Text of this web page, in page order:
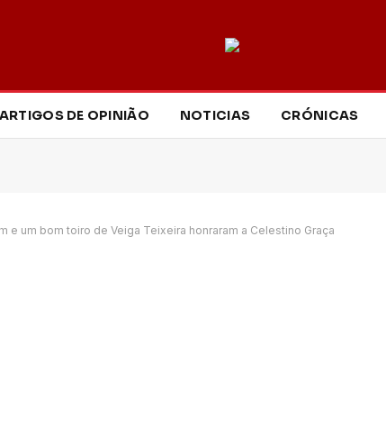
ARTIGOS DE OPINIÃO NOTICIAS CRÓNICAS
e um bom toiro de Veiga Teixeira honraram a Celestino Graça